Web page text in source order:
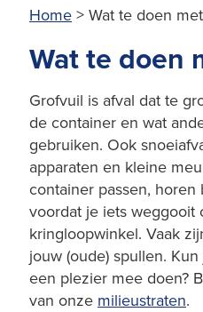
Home > Wat te doen
Wat te doen
Grofvuil is afval dat te
de container en wat
gebruiken. Ook
apparaten en kleine
container passen,
voordat je iets weggooit
kringloopwinkel. Vaak
jouw (oude) spullen.
een plezier mee doen?
van onze milieustraten.